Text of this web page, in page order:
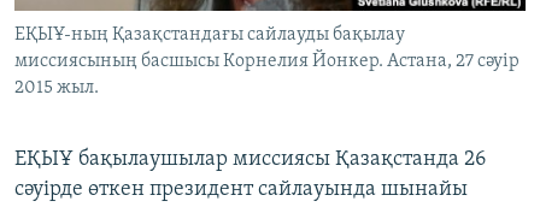
Басқа тілдерде
ЕҚЫҰ-ның Қазақстандағы сайлауды бақылау
миссиясының басшысы Корнелия Йонкер. Астана, 27 сәуір
2015 жыл.
ЕҚЫҰ бақылаушылар миссиясы Қазақстанда 26
сәуірде өткен президент сайлауында шынайы